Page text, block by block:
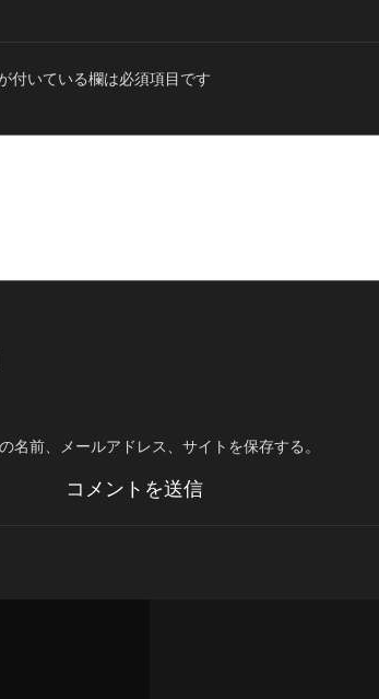
付いている欄は必須項目です
前、メールアドレス、サイトを保存する。